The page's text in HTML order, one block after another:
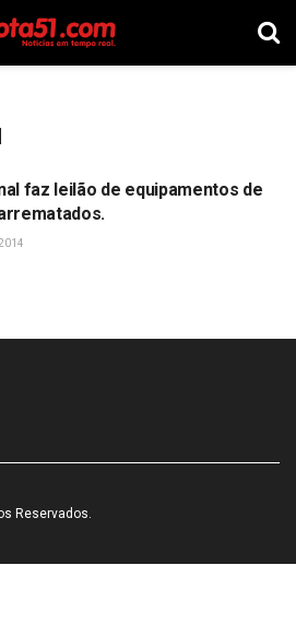
faz leilão de equipamentos de
Reservados.